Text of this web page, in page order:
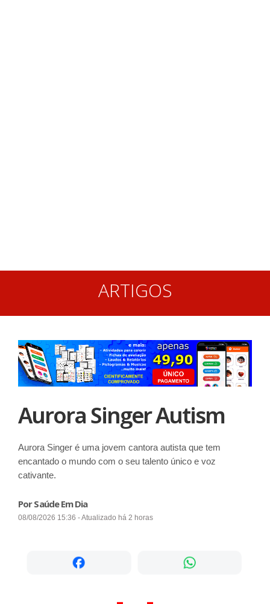
ARTIGOS
Aurora Singer Autism
Aurora Singer é uma jovem cantora autista que tem
encantado o mundo com o seu talento único e voz
cativante.
Por Saúde Em Dia
08/08/2026 15:36 - Atualizado há 2 horas